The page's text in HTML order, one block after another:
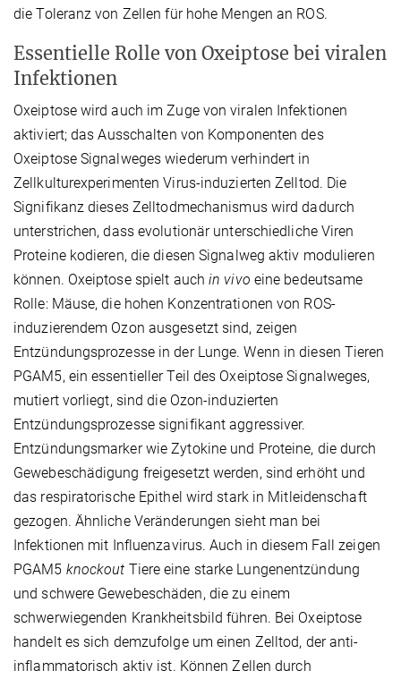
die Toleranz von Zellen für hohe Mengen an ROS.
Essentielle Rolle von Oxeiptose bei viralen
Infektionen
Oxeiptose wird auch im Zuge von viralen Infektionen
aktiviert; das Ausschalten von Komponenten des
Oxeiptose Signalweges wiederum verhindert in
Zellkulturexperimenten Virus-induzierten Zelltod. Die
Signifikanz dieses Zelltodmechanismus wird dadurch
unterstrichen, dass evolutionär unterschiedliche Viren
Proteine kodieren, die diesen Signalweg aktiv modulieren
können. Oxeiptose spielt auchin vivo eine bedeutsame
Rolle: Mäuse, die hohen Konzentrationen von ROS-
induzierendem Ozon ausgesetzt sind, zeigen
Entzündungsprozesse in der Lunge. Wenn in diesen Tieren
PGAM5, ein essentieller Teil des Oxeiptose Signalweges,
mutiert vorliegt, sind die Ozon-induzierten
Entzündungsprozesse signifikant aggressiver.
Entzündungsmarker wie Zytokine und Proteine, die durch
Gewebeschädigung freigesetzt werden, sind erhöht und
das respiratorische Epithel wird stark in Mitleidenschaft
gezogen. Ähnliche Veränderungen sieht man bei
Infektionen mit Influenzavirus. Auch in diesem Fall zeigen
PGAM5 knockout Tiere eine starke Lungenentzündung
und schwere Gewebeschäden, die zu einem
schwerwiegenden Krankheitsbild führen. Bei Oxeiptose
handelt es sich demzufolge um einen Zelltod, der anti-
inflammatorisch aktiv ist. Können Zellen durch